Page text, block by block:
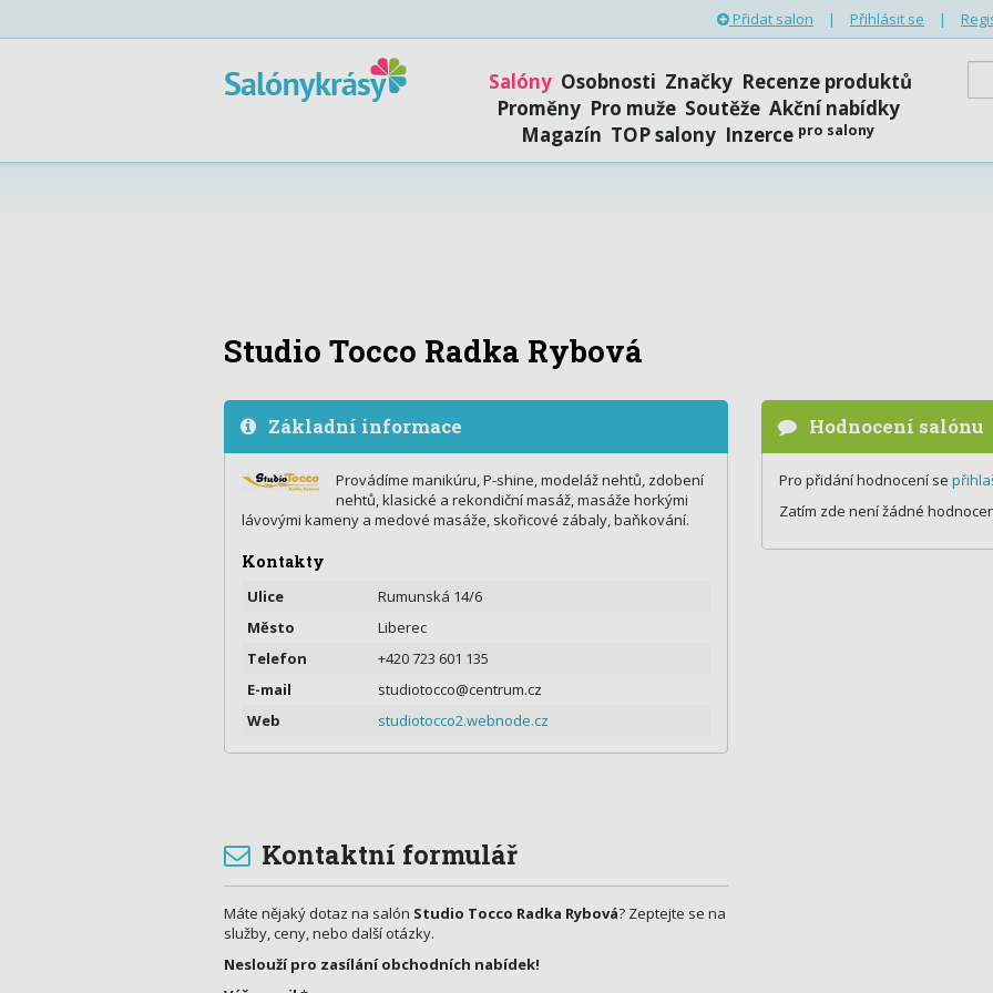
Přidat salon | Přihlásit se |
Salóny Osobnosti Značky Recenze produktů
Proměny Pro muže Soutěže Akční nabídky
Magazín TOP salony Inzerce pro salony
Studio Tocco Radka Rybová
Základní informace
Provádíme manikúru, P-shine, modeláž nehtů, zdobení
nehtů, klasické a rekondiční masáž, masáže horkými
lávovými kameny a medové masáže, skořicové zábaly, baňkování.
Kontakty
Ulice
Rumunská 14/6
Město
Liberec
Telefon
+420 723 601 135
E-mail
studiotocco@centrum.cz
Web
studiotocco2.webnode.cz
Kontaktní formulář
Máte nějaký dotaz na salón Studio Tocco Radka Rybová? Zeptejte se na
služby, ceny, nebo další otázky.
Neslouží pro zasílání obchodních nabídek!
Hodnocení salónu
Pro přidání hodnocení se
Zatím zde není žádné